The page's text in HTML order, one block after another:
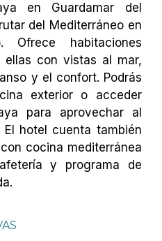
en Guardamar del
del Mediterráneo en
Ofrece habitaciones
ellas con vistas al mar,
y el confort. Podrás
exterior o acceder
para aprovechar al
hotel cuenta también
cocina mediterránea
y programa de